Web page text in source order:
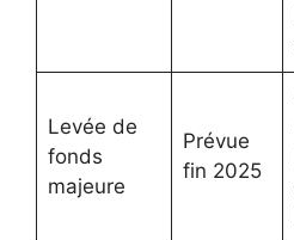
Levée de
fonds
majeure
Prévue
fin 2025